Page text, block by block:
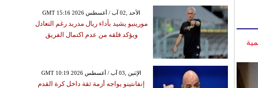
GMT 15:16 2026 الأحد ,02 آب / أغسطس
مورينيو يشيد بأداء ريال مدريد رغم التعادل
ويؤكد قلقه من عدم اكتمال الفريق
GMT 10:19 2026 الإثنين ,03 آب / أغسطس
إنفانتينو يواجه أزمة ثقة داخل كرة القدم